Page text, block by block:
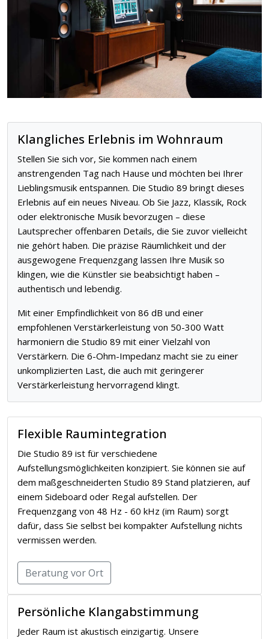
Klangliches Erlebnis im Wohnraum
Stellen Sie sich vor, Sie kommen nach einem
anstrengenden Tag nach Hause und möchten bei Ihrer
Lieblingsmusik entspannen. Die Studio 89 bringt dieses
Erlebnis auf ein neues Niveau. Ob Sie Jazz, Klassik, Rock
oder elektronische Musik bevorzugen – diese
Lautsprecher offenbaren Details, die Sie zuvor vielleicht
nie gehört haben. Die präzise Räumlichkeit und der
ausgewogene Frequenzgang lassen Ihre Musik so
klingen, wie die Künstler sie beabsichtigt haben –
authentisch und lebendig.
Mit einer Empfindlichkeit von 86 dB und einer
empfohlenen Verstärkerleistung von 50-300 Watt
harmoniern die Studio 89 mit einer Vielzahl von
Verstärkern. Die 6-Ohm-Impedanz macht sie zu einer
unkomplizierten Last, die auch mit geringerer
Verstärkerleistung hervorragend klingt.
Flexible Raumintegration
Die Studio 89 ist für verschiedene
Aufstellungsmöglichkeiten konzipiert. Sie können sie auf
dem maßgeschneiderten Studio 89 Stand platzieren, auf
einem Sideboard oder Regal aufstellen. Der
Frequenzgang von 48 Hz - 60 kHz (im Raum) sorgt
dafür, dass Sie selbst bei kompakter Aufstellung nichts
vermissen werden.
Beratung vor Ort
Persönliche Klangabstimmung
Jeder Raum ist akustisch einzigartig. Unsere